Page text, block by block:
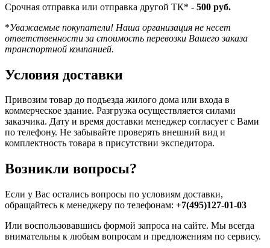
Срочная отправка или отправка другой ТК* - 500 руб.
*Уважаемые покупатели! Наша организация не несет
ответственности за стоимость перевозки Вашего заказа
транспортной компанией.
Условия доставки
Привозим товар до подъезда жилого дома или входа в
коммерческое здание. Разгрузка осуществляется силами
заказчика. Дату и время доставки менеджер согласует с Вами
по телефону. Не забывайте проверять внешний вид и
комплектность товара в присутствии экспедитора.
Возникли вопросы?
Если у Вас остались вопросы по условиям доставки,
обращайтесь к менеджеру по телефонам: +7(495)127-01-03
Или воспользовавшись формой запроса на сайте. Мы всегда
внимательны к любым вопросам и предложениям по сервису.